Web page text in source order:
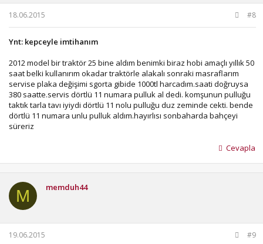
18.06.2015 #8
Ynt: kepceyle imtihanım
2012 model bir traktör 25 bine aldım benimki biraz hobi amaçlı yıllık 50
saat belki kullanırım okadar traktörle alakalı sonraki masraflarım
servise plaka değişimi sgorta gibide 1000tl harcadım.saati doğruysa
380 saatte.servis dörtlü 11 numara pulluk al dedi. komşunun pulluğu
taktık tarla tavı iyiydi dörtlü 11 nolu pulluğu duz zeminde cekti. bende
dörtlü 11 numara unlu pulluk aldım.hayırlısı sonbaharda bahçeyi
süreriz
Cevapla
M memduh44
19.06.2015 #9